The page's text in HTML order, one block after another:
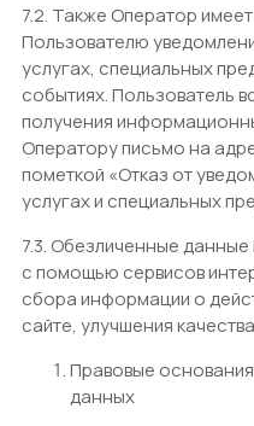
7.2. Также Оператор
Пользователю
услугах, специальных
событиях. Пользователь
получения
Оператору письмо на
пометкой «Отказ от
услугах и специальных
7.3. Обезличенные
с помощью сервисов
сбора информации о
сайте, улучшения
Правовые
данных